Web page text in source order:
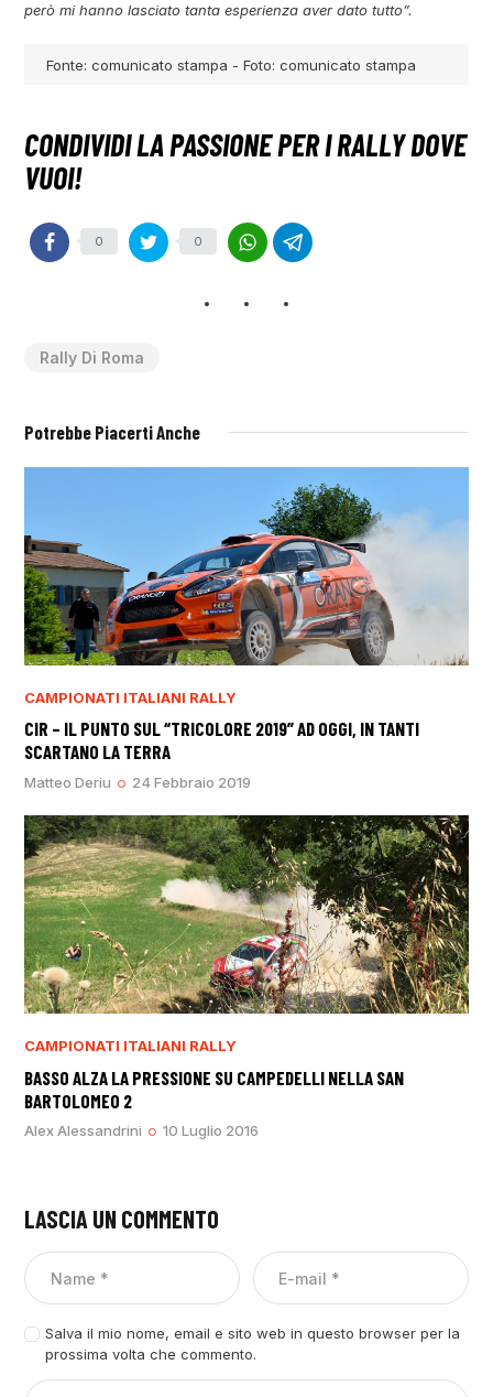
però mi hanno lasciato tanta esperienza aver dato tutto”.
Fonte: comunicato stampa - Foto: comunicato stampa
0 0
Rally Di Roma
Potrebbe Piacerti Anche
CAMPIONATI ITALIANI RALLY
CIR – IL PUNTO SUL “TRICOLORE 2019” AD OGGI, IN TANTI
SCARTANO LA TERRA
Matteo Deriu 24 Febbraio 2019
CAMPIONATI ITALIANI RALLY
BASSO ALZA LA PRESSIONE SU CAMPEDELLI NELLA SAN
BARTOLOMEO 2
Alex Alessandrini 10 Luglio 2016
LASCIA UN COMMENTO
Salva il mio nome, email e sito web in questo browser per la
prossima volta che commento.